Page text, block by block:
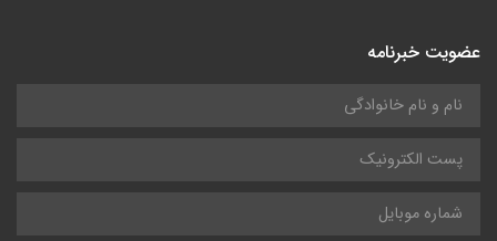
عضویت خبرنامه